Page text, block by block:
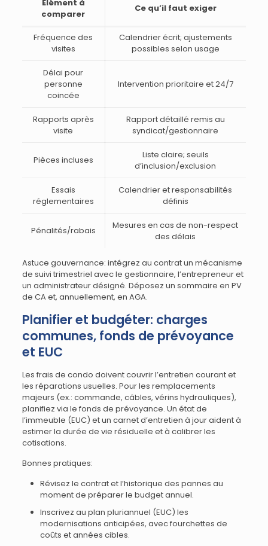
Élément à
comparer
Ce qu’il faut exiger
Fréquence des
visites
Calendrier écrit; ajustements
possibles selon usage
Délai pour
personne
coincée
Intervention prioritaire et 24/7
Rapports après
visite
Rapport détaillé remis au
syndicat/gestionnaire
Pièces incluses
Liste claire; seuils
d’inclusion/exclusion
Essais
réglementaires
Calendrier et responsabilités
définis
Pénalités/rabais
Mesures en cas de non-respect
des délais
Astuce gouvernance: intégrez au contrat un mécanisme
de suivi trimestriel avec le gestionnaire, l’entrepreneur et
un administrateur désigné. Déposez un sommaire en PV
de CA et, annuellement, en AGA.
Planifier et budgéter: charges
communes, fonds de prévoyance
et EUC
Les frais de condo doivent couvrir l’entretien courant et
les réparations usuelles. Pour les remplacements
majeurs (ex.: commande, câbles, vérins hydrauliques),
planifiez via le fonds de prévoyance. Un état de
l’immeuble (EUC) et un carnet d’entretien à jour aident à
estimer la durée de vie résiduelle et à calibrer les
cotisations.
Bonnes pratiques:
Révisez le contrat et l’historique des pannes au
moment de préparer le budget annuel.
Inscrivez au plan pluriannuel (EUC) les
modernisations anticipées, avec fourchettes de
coûts et années cibles.